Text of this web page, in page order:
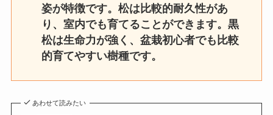
姿が特徴です。松は比較的耐久性があ
り、室内でも育てることができます。黒
松は生命力が強く、盆栽初心者でも比較
的育てやすい樹種です。
あわせて読みたい